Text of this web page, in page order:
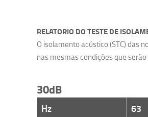
RELATORIO DO TESTE DE
O isolamento acústico (STC) das
nas mesmas condições que
30dB
Hz 63